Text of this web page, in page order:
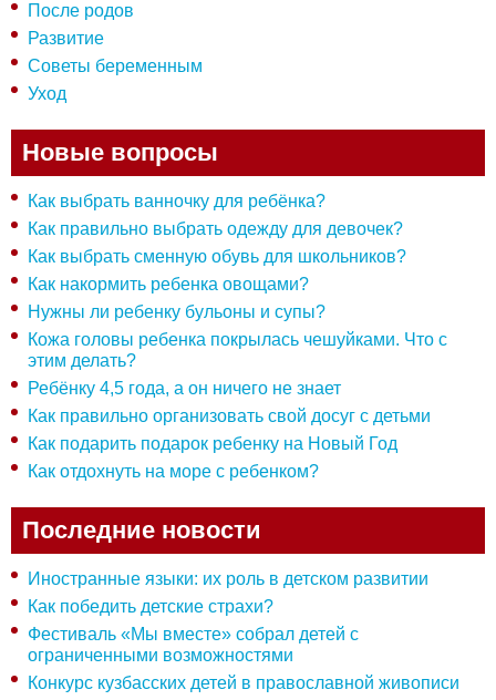
После родов
Развитие
Советы беременным
Уход
Новые вопросы
Как выбрать ванночку для ребёнка?
Как правильно выбрать одежду для девочек?
Как выбрать сменную обувь для школьников?
Как накормить ребенка овощами?
Нужны ли ребенку бульоны и супы?
Кожа головы ребенка покрылась чешуйками. Что с
этим делать?
Ребёнку 4,5 года, а он ничего не знает
Как правильно организовать свой досуг с детьми
Как подарить подарок ребенку на Новый Год
Как отдохнуть на море с ребенком?
Последние новости
Иностранные языки: их роль в детском развитии
Как победить детские страхи?
Фестиваль «Мы вместе» собрал детей с
ограниченными возможностями
Конкурс кузбасских детей в православной живописи